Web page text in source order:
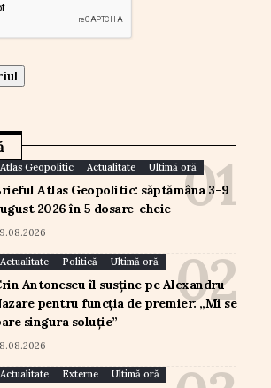
Atlas Geopolitic Actualitate Ultimă oră
Atlas Geopolitic: săptămâna 3–9
2026 în 5 dosare-cheie
Actualitate Politică Ultimă oră
Antonescu îl susține pe Alexandru
pentru funcția de premier: „Mi se
singura soluție”
Actualitate Externe Ultimă oră